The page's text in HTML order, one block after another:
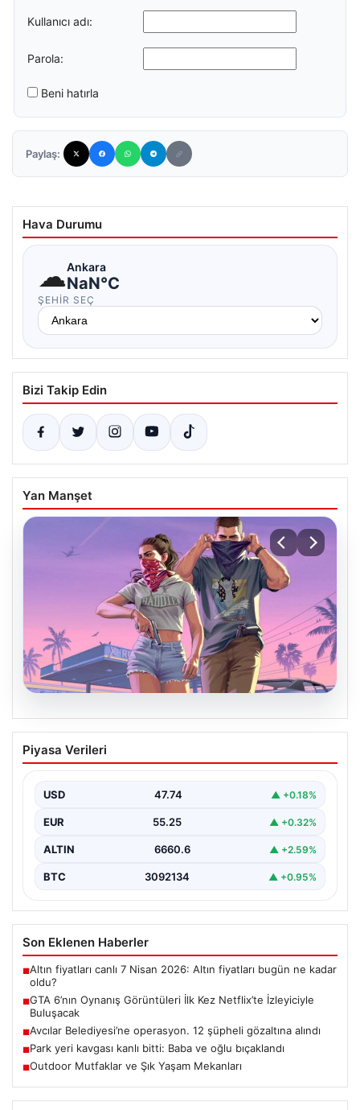
Kullanıcı adı:
Parola:
Beni hatırla
Paylaş:
Hava Durumu
☁Ankara
NaN°C
ŞEHIR SEÇ
Bizi Takip Edin
Yan Manşet
06.08.2026
GTA 6’nın Oynanış Görüntüleri İlk Kez
Netflix’te İzleyiciyle Buluşacak
olan Grand Theft Auto 6'nın oynanış videosunun 27…
Piyasa Verileri
USD 47.74 ▲ +0.18%
EUR 55.25 ▲ +0.32%
ALTIN 6660.6 ▲ +2.59%
BTC 3092134 ▲ +0.95%
Son Eklenen Haberler
■Altın fiyatları canlı 7 Nisan 2026: Altın fiyatları bugün ne kadar
oldu?
■GTA 6’nın Oynanış Görüntüleri İlk Kez Netflix’te İzleyiciyle
Buluşacak
■Avcılar Belediyesi’ne operasyon. 12 şüpheli gözaltına alındı
■Park yeri kavgası kanlı bitti: Baba ve oğlu bıçaklandı
■Outdoor Mutfaklar ve Şık Yaşam Mekanları